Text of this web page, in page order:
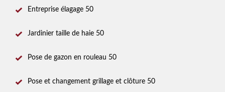
Entreprise élagage 50
Jardinier taille de haie 50
Pose de gazon en rouleau 50
Pose et changement grillage et clôture 50